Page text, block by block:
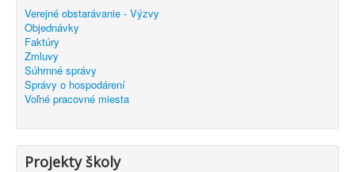
Verejné obstarávanie - Výzvy
Objednávky
Faktúry
Zmluvy
Súhrnné správy
Správy o hospodárení
Voľné pracovné miesta
Projekty školy